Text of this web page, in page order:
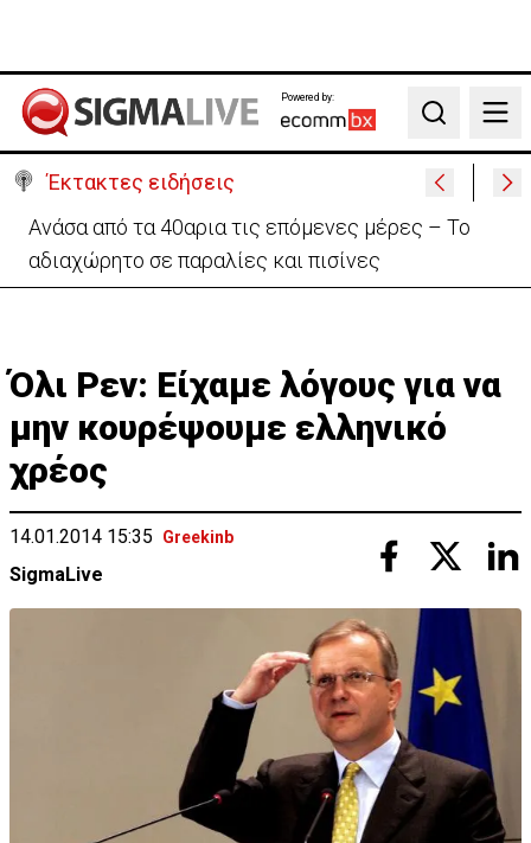
Powered by:
Search
Έκτακτες ειδήσεις
Ραντεβού με τις «Περσείδες»: Κορυφώνεται το
εντυπωσιακό φαινόμενο στην Κύπρο
Όλι Ρεν: Είχαμε λόγους για να
μην κουρέψουμε ελληνικό
χρέος
14.01.2014 15:35 Greekinb
SigmaLive